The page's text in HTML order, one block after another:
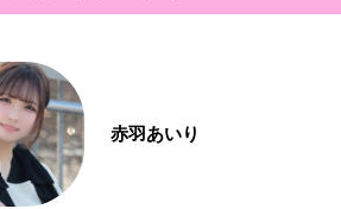
赤羽あいり